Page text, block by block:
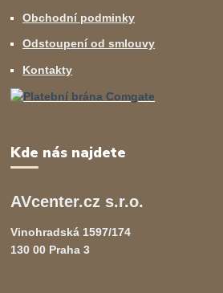
Obchodní podminky
Odstoupení od smlouvy
Kontakty
Kde nás najdete
AVcenter.cz s.r.o.
Vinohradská 1597/174
130 00 Praha 3